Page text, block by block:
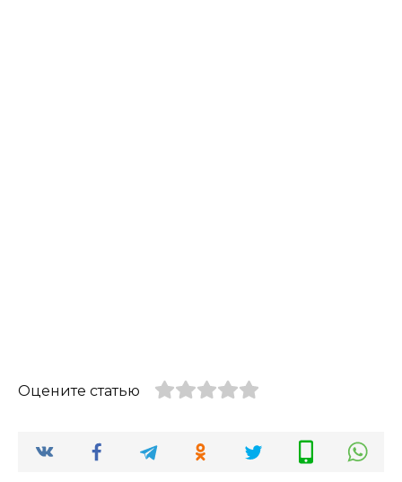
Оцените статью